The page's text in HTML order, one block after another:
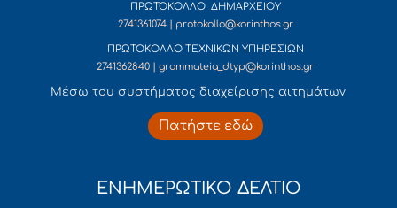
ΠΡΩΤΟΚΟΛΛΟ ΔΗΜΑΡΧΕΙΟΥ
2741361074 | protokollo@korinthos.gr
ΠΡΩΤΟΚΟΛΛΟ ΤΕΧΝΙΚΩΝ ΥΠΗΡΕΣΙΩΝ
2741362840 | grammateia_dtyp@korinthos.gr
Mέσω του συστήματος διαχείρισης αιτημάτων
Πατήστε εδώ
ΕΝΗΜΕΡΩΤΙΚΟ ΔΕΛΤΙΟ